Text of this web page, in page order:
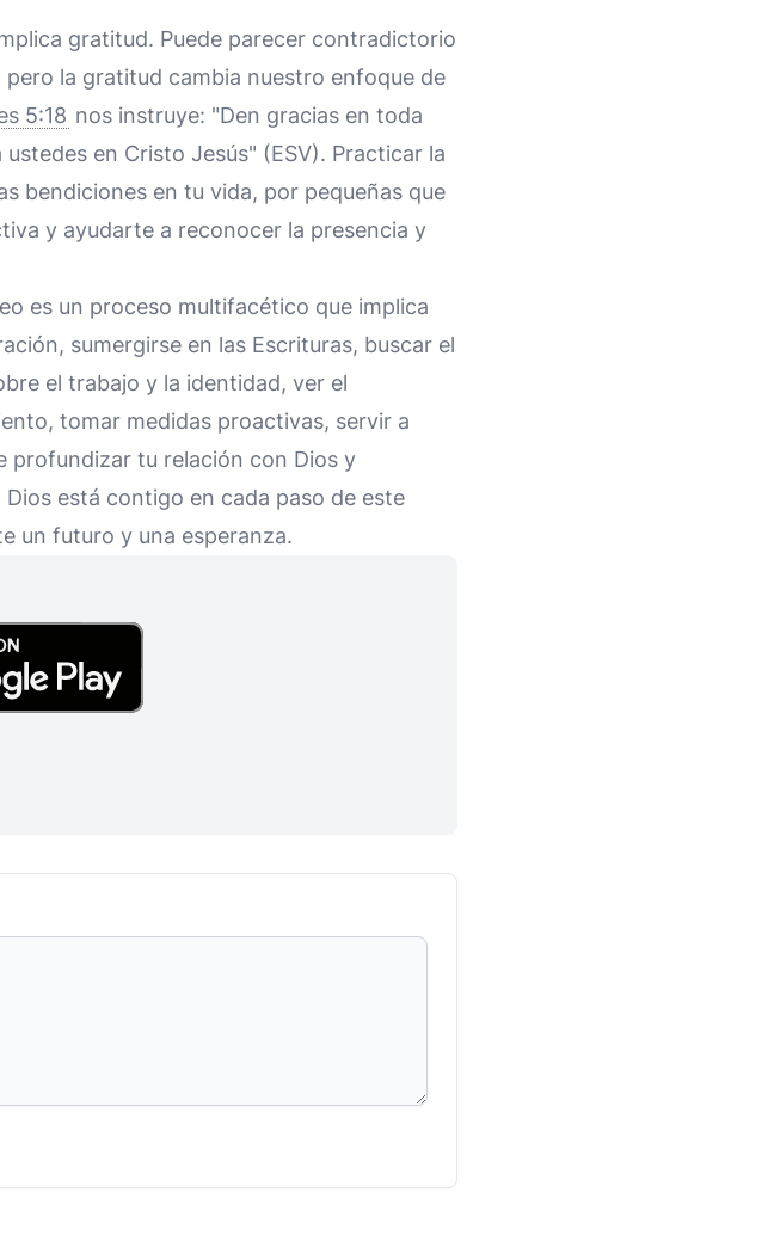
gratitud. Puede parecer contradictorio
la gratitud cambia nuestro enfoque de
5:18 nos instruye: "Den gracias en toda
en Cristo Jesús" (ESV). Practicar la
bendiciones en tu vida, por pequeñas que
y ayudarte a reconocer la presencia y
es un proceso multifacético que implica
sumergirse en las Escrituras, buscar el
el trabajo y la identidad, ver el
tomar medidas proactivas, servir a
profundizar tu relación con Dios y
está contigo en cada paso de este
un futuro y una esperanza.